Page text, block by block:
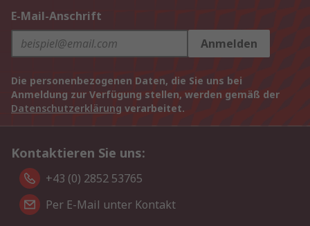
E-Mail-Anschrift
Anmelden
Die personenbezogenen Daten, die Sie uns bei
Anmeldung zur Verfügung stellen, werden gemäß der
Datenschutzerklärung verarbeitet.
Kontaktieren Sie uns:
+43 (0) 2852 53765
Per E-Mail unter Kontakt